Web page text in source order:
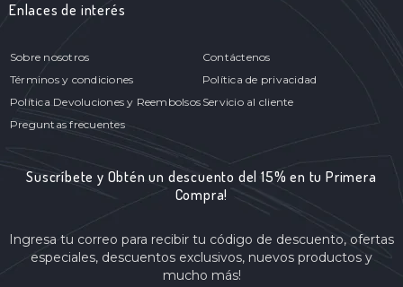
Enlaces de interés
Sobre nosotros
Contáctenos
Términos y condiciones
Política de privacidad
Política Devoluciones y Reembolsos Servicio al cliente
Preguntas frecuentes
Suscríbete y Obtén un descuento del 15% en tu Primera
Compra!
Ingresa tu correo para recibir tu código de descuento, ofertas
especiales, descuentos exclusivos, nuevos productos y
mucho más!